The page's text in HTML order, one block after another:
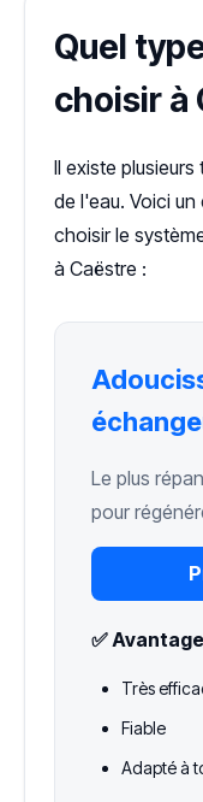
Quel
choisir à
Il existe
de l'eau. Voici
choisir le
à Caëstre :
Le plus
pour
✅
Très
Fiable
Adapté à